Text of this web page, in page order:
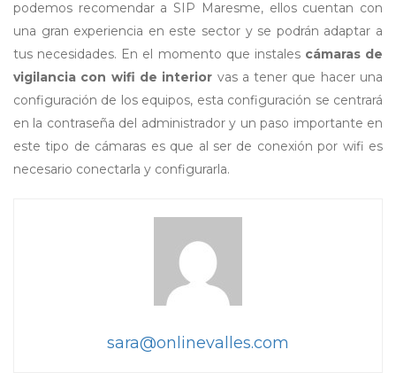
podemos recomendar a SIP Maresme, ellos cuentan con
una gran experiencia en este sector y se podrán adaptar a
tus necesidades. En el momento que instales cámaras de
vigilancia con wifi de interior vas a tener que hacer una
configuración de los equipos, esta configuración se centrará
en la contraseña del administrador y un paso importante en
este tipo de cámaras es que al ser de conexión por wifi es
necesario conectarla y configurarla.
sara@onlinevalles.com